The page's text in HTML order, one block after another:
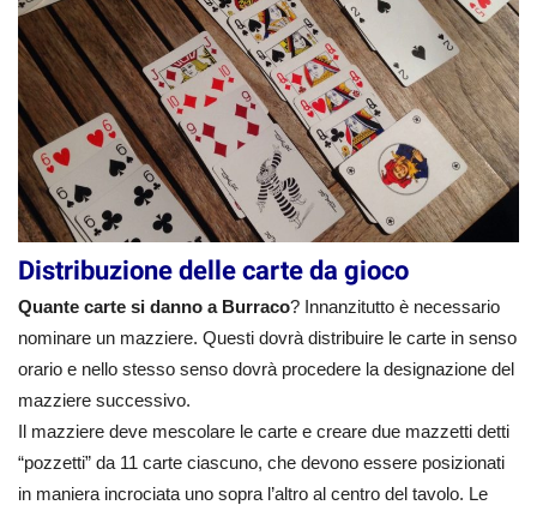
Distribuzione delle carte da gioco
Quante carte si danno a Burraco? Innanzitutto è necessario
nominare un mazziere. Questi dovrà distribuire le carte in senso
orario e nello stesso senso dovrà procedere la designazione del
mazziere successivo.
Il mazziere deve mescolare le carte e creare due mazzetti detti
“pozzetti” da 11 carte ciascuno, che devono essere posizionati
in maniera incrociata uno sopra l’altro al centro del tavolo. Le